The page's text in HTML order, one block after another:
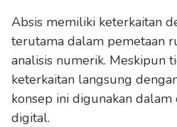
Absis memiliki keterkaitan
terutama dalam pemetaan
analisis numerik. Meskipun
keterkaitan langsung
konsep ini digunakan dalam
digital.